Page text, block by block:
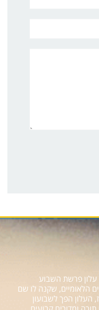
אז הוקם עלון פרשת השבוע
הלאומיים, שקנה לו שם
העלון הפך לשבועון